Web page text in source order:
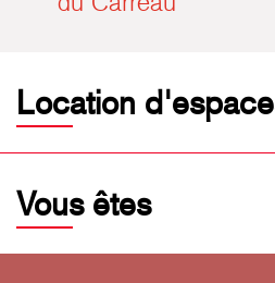
Location
Vous êtes